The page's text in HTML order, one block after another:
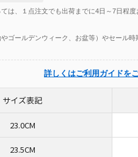
は、１点注文でも出荷までに4日～7日程
ゴールデンウィーク、お盆等）やセール時
詳しくはご利用ガイドを
サイズ表記
23.0CM
23.5CM